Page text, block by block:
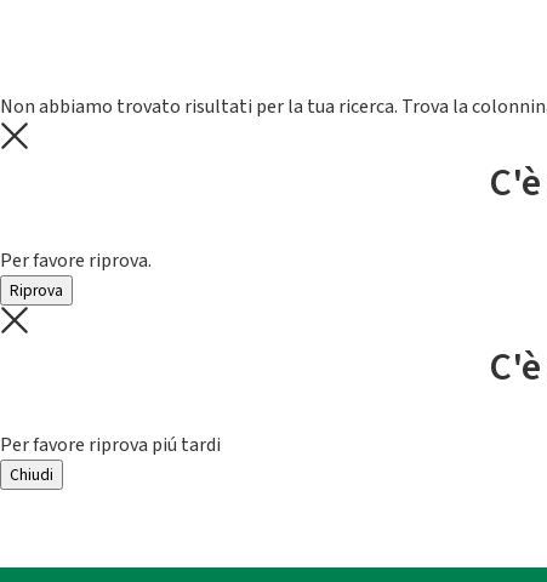
Non abbiamo trovato risultati per la tua ricerca. Trova la
Per favore riprova.
Riprova
Per favore riprova piú tardi
Chiudi